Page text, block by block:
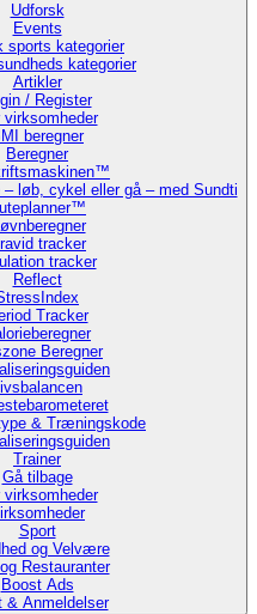
Udforsk
Events
sports kategorier
kategorier
Artikler
/ Register
virksomheder
beregner
Beregner
løb, cykel eller gå – med Sundti
Gravid tracker
tracker
Reflect
Tracker
Beregner
& Træningskode
Trainer
Gå tilbage
virksomheder
Sport
og Velvære
Restauranter
Boost Ads
& Anmeldelser